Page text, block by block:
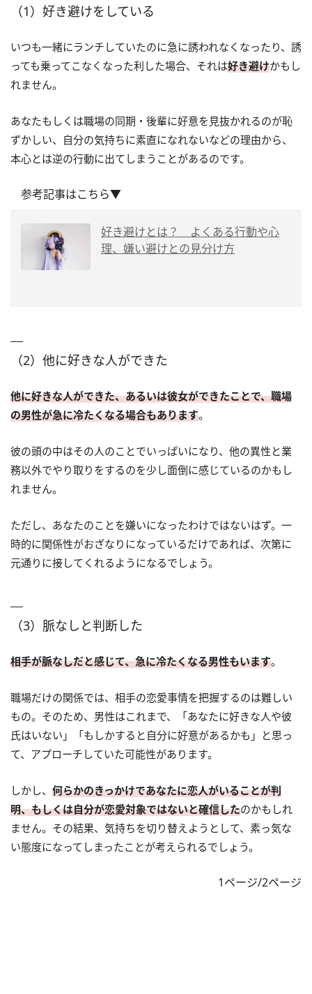
（1）好き避けをしている
いつも一緒にランチしていたのに急に誘われなくなったり、誘
っても乗ってこなくなった利した場合、それは好き避けかもし
れません。
あなたもしくは職場の同期・後輩に好意を見抜かれるのが恥
ずかしい、自分の気持ちに素直になれないなどの理由から、
本心とは逆の行動に出てしまうことがあるのです。
参考記事はこちら▼
好き避けとは？ よくある行動や心
理、嫌い避けとの見分け方
（2）他に好きな人ができた
他に好きな人ができた、あるいは彼女ができたことで、職場
の男性が急に冷たくなる場合もあります。
彼の頭の中はその人のことでいっぱいになり、他の異性と業
務以外でやり取りをするのを少し面倒に感じているのかもし
れません。
ただし、あなたのことを嫌いになったわけではないはず。一
時的に関係性がおざなりになっているだけであれば、次第に
元通りに接してくれるようになるでしょう。
（3）脈なしと判断した
相手が脈なしだと感じて、急に冷たくなる男性もいます。
職場だけの関係では、相手の恋愛事情を把握するのは難しい
もの。そのため、男性はこれまで、「あなたに好きな人や彼
氏はいない」「もしかすると自分に好意があるかも」と思っ
て、アプローチしていた可能性があります。
しかし、 何らかのきっかけであなたに恋人がいることが判
明、もしくは自分が恋愛対象ではないと確信したのかもしれ
ません。その結果、気持ちを切り替えようとして、素っ気な
い態度になってしまったことが考えられるでしょう。
1ページ/2ページ